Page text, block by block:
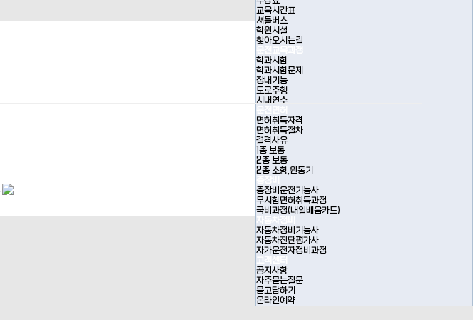
교육시간표
셔틀버스
학원시설
찾아오시는길
운전교육과정
학과시험
학과시험문제
장내기능
도로주행
시내연수
운전면허
면허취득자격
면허취득절차
결격사유
1종 보통
2종 보통
2종 소형,원동기
중장비
중장비운전기능사
무시험면허취득과정
국비과정(내일배움카드)
자동차정비
자동차정비기능사
자동차진단평가사
자가운전자정비과정
고객센터
공지사항
자주묻는질문
묻고답하기
온라인예약